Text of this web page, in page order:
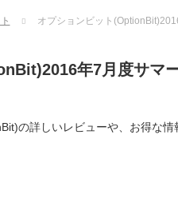
オプションビット
年7月度サマ
の詳しいレビューや、お得な